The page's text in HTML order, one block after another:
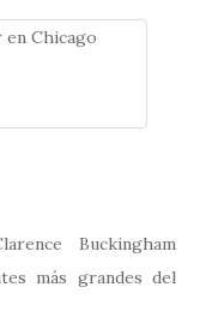
Buckingham
más grandes del